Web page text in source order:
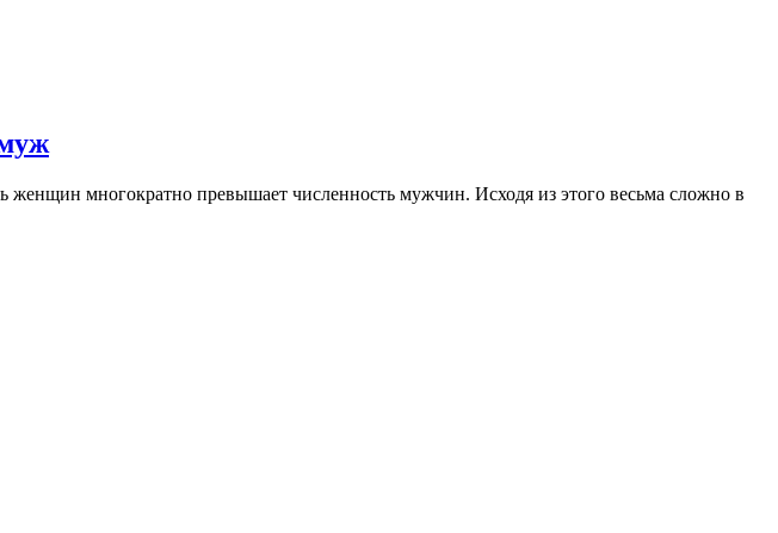
многократно превышает численность мужчин. Исходя из этого весьма сложно в